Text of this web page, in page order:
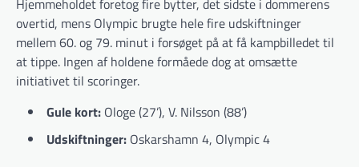
Hjemmeholdet foretog fire bytter, det sidste i dommerens
overtid, mens Olympic brugte hele fire udskiftninger
mellem 60. og 79. minut i forsøget på at få kampbilledet til
at tippe. Ingen af holdene formåede dog at omsætte
initiativet til scoringer.
Gule kort: Ologe (27’), V. Nilsson (88’)
Udskiftninger: Oskarshamn 4, Olympic 4